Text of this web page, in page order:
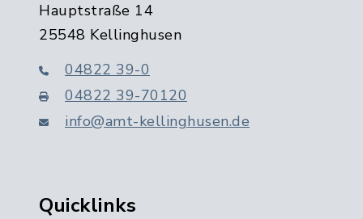
Hauptstraße 14
25548 Kellinghusen
04822 39-0
04822 39-70120
info@amt-kellinghusen.de
Quicklinks